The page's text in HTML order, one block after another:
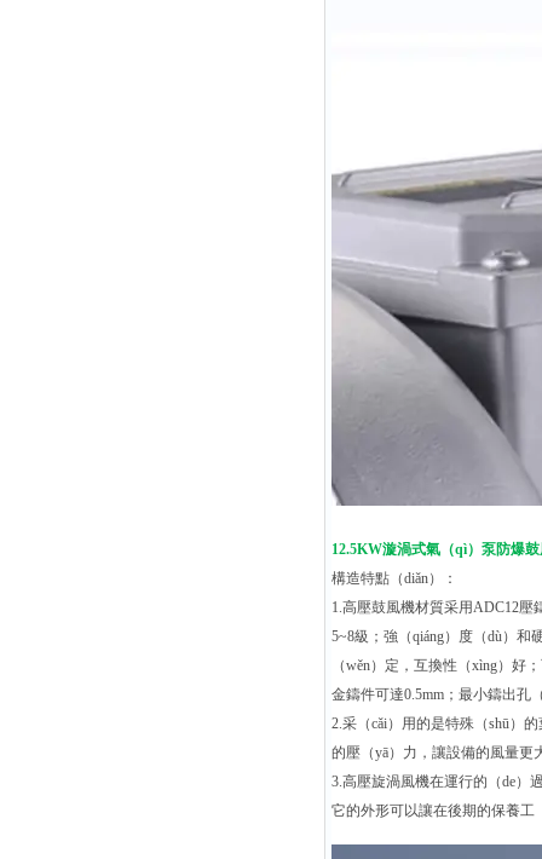
12.5KW漩渦式氣（qì）泵防爆
構造特點（diǎn）：
1.高壓鼓風機材質采用ADC12壓
5~8級；強（qiáng）度（dù）和
（wěn）定，互換性（xìng）好
金鑄件可達0.5mm；最小鑄出孔
2.采（cǎi）用的是特殊（shū）
的壓（yā）力，讓設備的風量更
3.高壓旋渦風機在運行的（de）
它的外形可以讓在後期的保養工